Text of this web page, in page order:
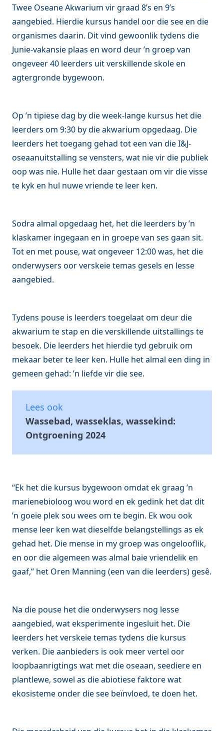
Twee Oseane Akwarium vir graad 8’s en 9’s
aangebied. Hierdie kursus handel oor die see en die
organismes daarin. Dit vind gewoonlik tydens die
Junie-vakansie plaas en word deur ’n groep van
ongeveer 40 leerders uit verskillende skole en
agtergronde bygewoon.
Op ’n tipiese dag by die week-lange kursus het die
leerders om 9:30 by die akwarium opgedaag. Die
leerders het toegang gehad tot een van die I&J-
oseaanuitstalling se vensters, wat nie vir die publiek
oop was nie. Hulle het daar gestaan om vir die visse
te kyk en hul nuwe vriende te leer ken.
Sodra almal opgedaag het, het die leerders by ’n
klaskamer ingegaan en in groepe van ses gaan sit.
Tot en met pouse, wat ongeveer 12:00 was, het die
onderwysers oor verskeie temas gesels en lesse
aangebied.
Tydens pouse is leerders toegelaat om deur die
akwarium te stap en die verskillende uitstallings te
besoek. Die leerders het hierdie tyd gebruik om
mekaar beter te leer ken. Hulle het almal een ding in
gemeen gehad: ’n liefde vir die see.
Lees ook
Wassebad, wasseklas, wassekind:
Ontgroening 2024
“Ek het die kursus bygewoon omdat ek graag ’n
marienebioloog wou word en ek gedink het dat dit
’n goeie plek sou wees om te begin. Ek wou ook
mense leer ken wat dieselfde belangstellings as ek
gehad het. Die mense in my groep was ongelooflik,
en oor die algemeen was almal baie vriendelik en
gaaf,” het Oren Manning (een van die leerders) gesê.
Na die pouse het die onderwysers nog lesse
aangebied, wat eksperimente ingesluit het. Die
leerders het verskeie temas tydens die kursus
verken. Die aanbieders is ook meer vertel oor
loopbaanrigtings wat met die oseaan, seediere en
plantlewe, sowel as die abiotiese faktore wat
ekosisteme onder die see beïnvloed, te doen het.